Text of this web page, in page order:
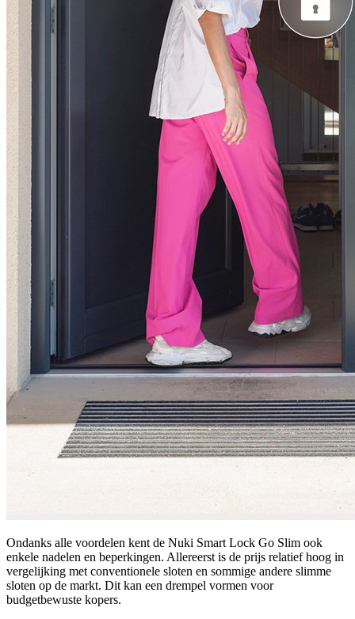
Ondanks alle voordelen kent de Nuki Smart Lock Go Slim ook
enkele nadelen en beperkingen. Allereerst is de prijs relatief hoog in
vergelijking met conventionele sloten en sommige andere slimme
sloten op de markt. Dit kan een drempel vormen voor
budgetbewuste kopers.